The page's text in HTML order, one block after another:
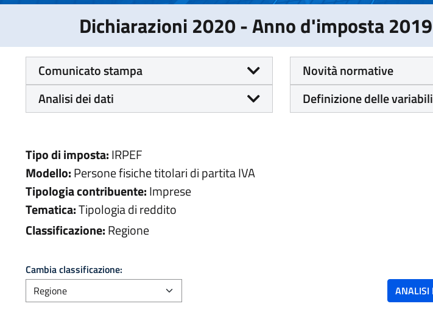
Dichiarazioni 2020 - Anno d'imposta 2019
Comunicato stampa Novità normative
Analisi dei dati
Definizione delle variabili
Tipo di imposta:IRPEF
Modello:Persone fisiche titolari di partita IVA
Tipologia contribuente:Imprese
Tematica:Tipologia di reddito
Classificazione:Regione
Cambia classificazione: